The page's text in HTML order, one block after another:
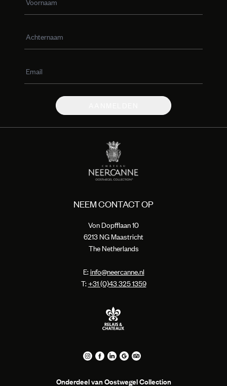
NEEM CONTACT OP
Von Dopfflaan 10
6213 NG Maastricht
The Netherlands
E: info@neercanne.nl
T: +31 (0)43 325 1359
Onderdeel van Oostwegel Collection